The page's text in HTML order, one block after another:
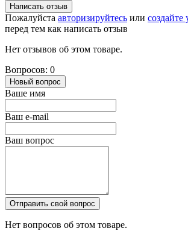
Написать отзыв
Пожалуйста авторизируйтесь или создайте
перед тем как написать отзыв
Нет отзывов об этом товаре.
Вопросов: 0
Новый вопрос
Ваше имя
Ваш e-mail
Ваш вопрос
Отправить свой вопрос
Нет вопросов об этом товаре.